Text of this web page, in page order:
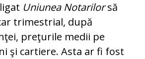
Uniunea Notarilorsă
trimestrial, după
pre­ţurile medii pe
şi cartiere. Asta ar fi fost